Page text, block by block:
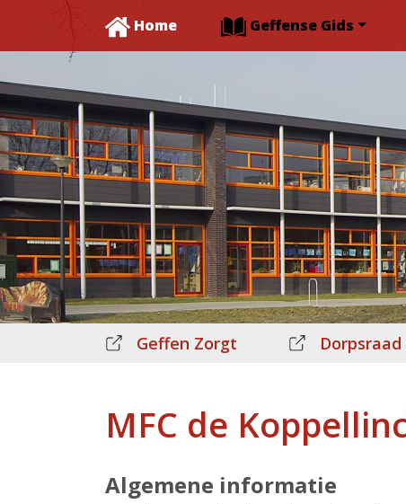
Home Geffense Gids
Geffen Zorgt
MFC de
Algemene informatie